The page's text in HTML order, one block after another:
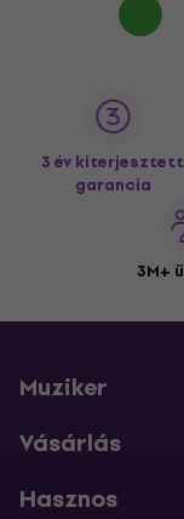
3 év kiterjesztett
garancia
3M+
Muziker
Vásárlás
Hasznos